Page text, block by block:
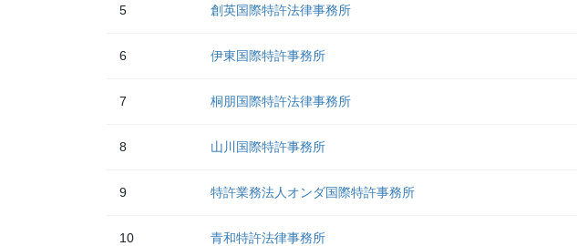
5 創英国際特許法律事務所
6 伊東国際特許事務所
7 桐朋国際特許法律事務所
8 山川国際特許事務所
9 特許業務法人オンダ国際特許事務所
10 青和特許法律事務所